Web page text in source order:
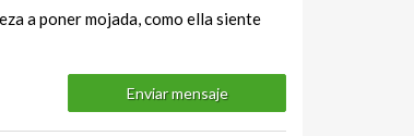
a poner mojada, como ella siente
Enviar mensaje